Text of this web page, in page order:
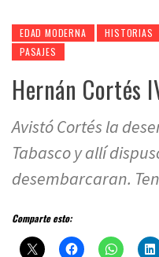
EDAD MODERNA HISTORIAS
PASAJES
Hernán Cortés
Avistó Cortés la
Tabasco y allí
desembarcaran.
Comparte esto: